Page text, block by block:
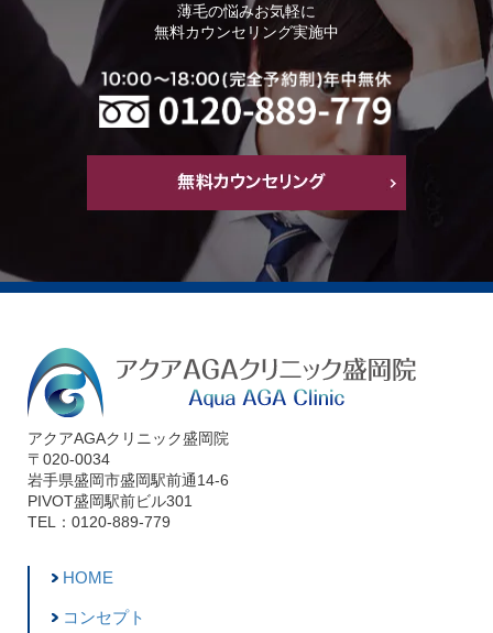
薄毛の悩みお気軽に
無料カウンセリング実施中
アクアAGAクリニック盛岡院
〒020-0034
岩手県盛岡市盛岡駅前通14-6
PIVOT盛岡駅前ビル301
TEL：0120-889-779
HOME
コンセプト